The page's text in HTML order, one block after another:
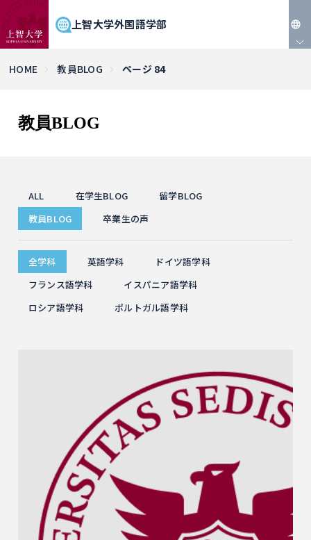
上智大学外国語学部
HOME 教員BLOG ページ 84
教員BLOG
ALL 在学生BLOG
留学BLOG
教員BLOG
卒業生の声
全学科 英語学科
ドイツ語学科
フランス語学科
イスパニア語学科
ロシア語学科
ポルトガル語学科